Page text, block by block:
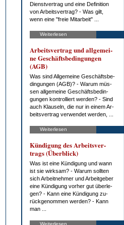
Dienst­ver­trag und ei­ne De­fi­ni­ti­on
von Ar­beits­ver­trag? - Was gilt,
wenn ei­ne "freie Mit­ar­beit" ...
Weiterlesen
Ar­beits­ver­trag und all­ge­mei­
ne Ge­schäfts­be­din­gun­gen
(AGB)
Was sind All­ge­mei­ne Ge­schäfts­be­
din­gun­gen (AGB)? - War­um müs­
sen all­ge­mei­ne Ge­schäfts­be­din­
gun­gen kon­trol­liert wer­den? - Sind
auch Klau­seln, die nur in ei­nem Ar­
beits­ver­trag ver­wen­det wer­den, ...
Weiterlesen
Kün­di­gung des Ar­beits­ver­
trags (Über­blick)
Was ist ei­ne Kün­di­gung und wann
ist sie wirk­sam? - War­um soll­ten
sich Ar­beit­neh­mer und Ar­beit­ge­ber
ei­ne Kün­di­gung vor­her gut über­le­
gen? - Kann ei­ne Kün­di­gung zu­
rück­ge­nom­men wer­den? - Kann
man ...
Weiterlesen